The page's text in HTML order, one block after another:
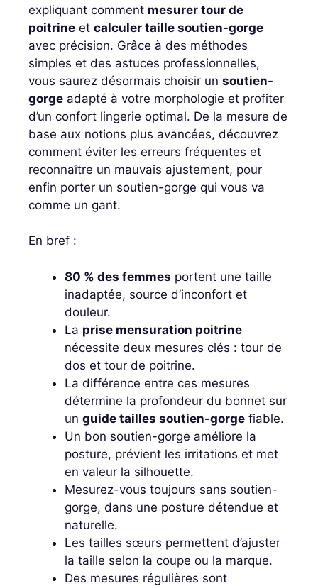
expliquant comment mesurer tour de
poitrine et calculer taille soutien-gorge
avec précision. Grâce à des méthodes
simples et des astuces professionnelles,
vous saurez désormais choisir un soutien-
gorge adapté à votre morphologie et profiter
d’un confort lingerie optimal. De la mesure de
base aux notions plus avancées, découvrez
comment éviter les erreurs fréquentes et
reconnaître un mauvais ajustement, pour
enfin porter un soutien-gorge qui vous va
comme un gant.
En bref :
80 % des femmes portent une taille
inadaptée, source d’inconfort et
douleur.
La prise mensuration poitrine
nécessite deux mesures clés : tour de
dos et tour de poitrine.
La différence entre ces mesures
détermine la profondeur du bonnet sur
un guide tailles soutien-gorge fiable.
Un bon soutien-gorge améliore la
posture, prévient les irritations et met
en valeur la silhouette.
Mesurez-vous toujours sans soutien-
gorge, dans une posture détendue et
naturelle.
Les tailles sœurs permettent d’ajuster
la taille selon la coupe ou la marque.
Des mesures régulières sont